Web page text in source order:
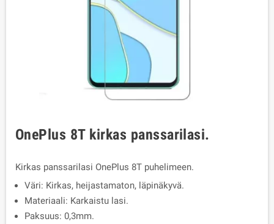
OnePlus 8T kirkas panssarilasi.
Kirkas panssarilasi OnePlus 8T puhelimeen.
Väri: Kirkas, heijastamaton, läpinäkyvä.
Materiaali: Karkaistu lasi.
Paksuus: 0,3mm.